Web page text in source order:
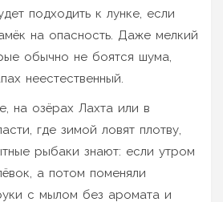
подходить к лунке, если
на опасность. Даже мелкий
обычно не боятся шума,
неестественный.
на озёрах Лахта или в
где зимой ловят плотву,
рыбаки знают: если утром
а потом поменяли
с мылом без аромата и